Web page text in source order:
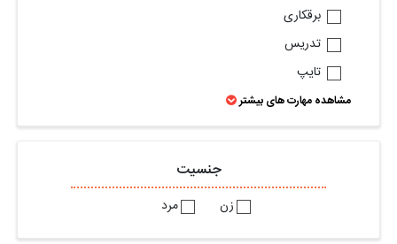
برقکاری
تدریس
تایپ
مشاهده مهارت های بیشتر
جنسیت
زن مرد